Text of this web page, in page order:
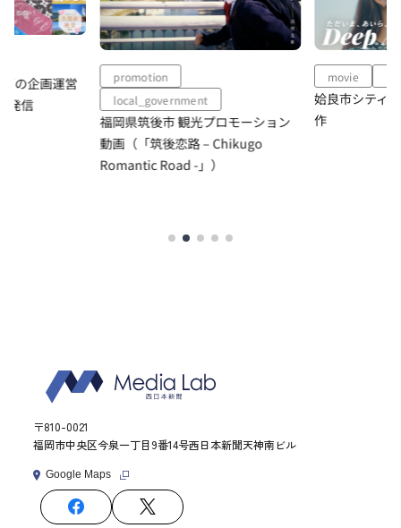
の企画運営
発信
promotion
local_government
福岡県筑後市 観光プロモーション
動画（「筑後恋路 – Chikugo
Romantic Road -」）
movie
姶良市シティ
作
〒810-0021
福岡市中央区今泉一丁目9番14号西日本新聞天神南ビル
Google Maps